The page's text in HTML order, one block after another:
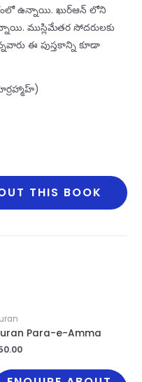
ఉన్నాయి. ఖుర్ఆన్ లోని
ముస్లిమేతర సోదరులకు
ఈ పుస్తకాన్ని కూడా
THIS BOOK
Para-e-Amma